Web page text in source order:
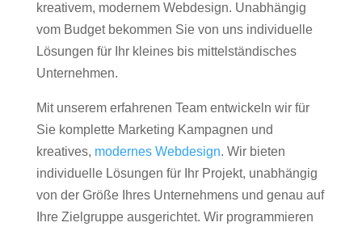
kreativem, modernem Webdesign. Unabhängig
vom Budget bekommen Sie von uns individuelle
Lösungen für Ihr kleines bis mittelständisches
Unternehmen.
Mit unserem erfahrenen Team entwickeln wir für
Sie komplette Marketing Kampagnen und
kreatives, modernes Webdesign. Wir bieten
individuelle Lösungen für Ihr Projekt, unabhängig
von der Größe Ihres Unternehmens und genau auf
Ihre Zielgruppe ausgerichtet. Wir programmieren